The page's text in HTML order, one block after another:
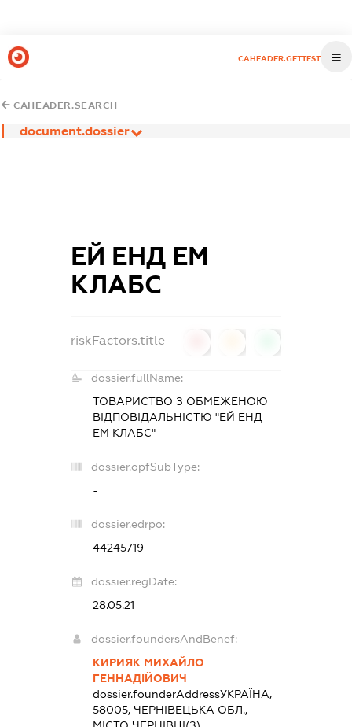
CAHEADER.GETTEST
CAHEADER.SEARCH
document.dossier
ЕЙ ЕНД ЕМ
КЛАБС
riskFactors.title
dossier.fullName:
ТОВАРИСТВО З ОБМЕЖЕНОЮ
ВІДПОВІДАЛЬНІСТЮ "ЕЙ ЕНД
ЕМ КЛАБС"
dossier.opfSubType:
-
dossier.edrpo:
44245719
dossier.regDate:
28.05.21
dossier.foundersAndBenef:
КИРИЯК МИХАЙЛО
ГЕННАДІЙОВИЧ
dossier.founderAddressУКРАЇНА,
58005, ЧЕРНІВЕЦЬКА ОБЛ.,